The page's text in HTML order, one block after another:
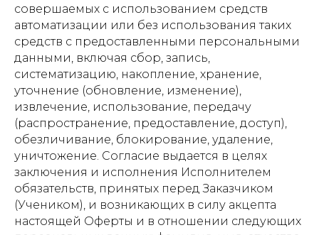
совершаемых с использованием средств
автоматизации или без использования таких
средств с предоставленными персональными
данными, включая сбор, запись,
систематизацию, накопление, хранение,
уточнение (обновление, изменение),
извлечение, использование, передачу
(распространение, предоставление, доступ),
обезличивание, блокирование, удаление,
уничтожение. Согласие выдается в целях
заключения и исполнения Исполнителем
обязательств, принятых перед Заказчиком
(Учеником), и возникающих в силу акцепта
настоящей Оферты и в отношении следующих